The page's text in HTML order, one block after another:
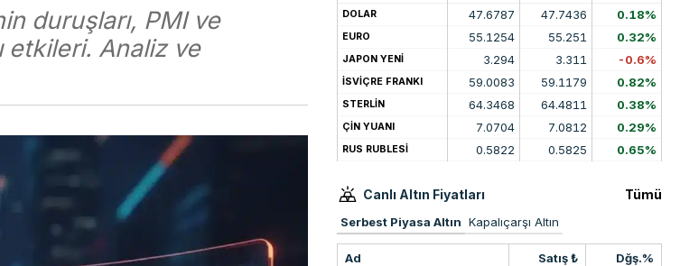
duruşları, PMI ve
etkileri. Analiz ve
DOLAR 47.6787 47.7436 0.18%
EURO 55.1254 55.251 0.32%
JAPON YENİ 3.294 3.311 -0.6%
İSVİÇRE FRANKI 59.0083 59.1179 0.82%
STERLİN 64.3468 64.4811 0.38%
ÇİN YUANI 7.0704 7.0812 0.29%
RUS RUBLESİ 0.5822 0.5825 0.65%
Canlı Altın Fiyatları Tümü
Serbest Piyasa Altın Kapalıçarşı Altın
Ad Satış ₺ Dğş.%